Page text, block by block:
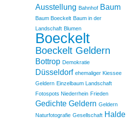
Ausstellung Bahnhof Baum
Baum Boeckelt Baum in der
Landschaft Blumen
Boeckelt
Boeckelt Geldern
Bottrop Demokratie
Düsseldorf ehemaliger Kiessee
Geldern Einzelbaum Landschaft
Fotospots Niederrhein Frieden
Gedichte Geldern Geldern
Naturfotografie Gesellschaft Halde